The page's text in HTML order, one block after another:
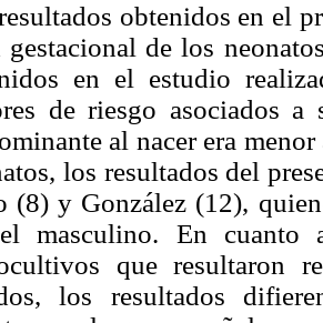
obtenidos en el
gestacional de los
en el estudio
de riesgo asociados
al nacer era
los resultados del
(8) y González (12),
masculino. En cuanto
que resultaron
los resultados